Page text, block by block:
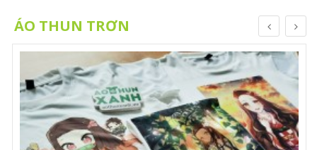
ÁO THUN TRƠN